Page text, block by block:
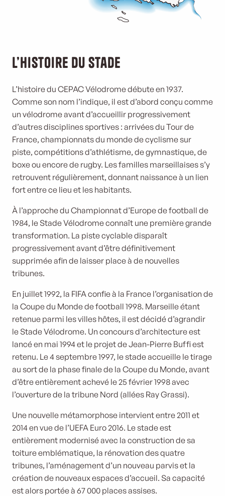
L’Histoire du Stade
L’histoire du CEPAC Vélodrome débute en 1937.
Comme son nom l’indique, il est d’abord conçu comme
un vélodrome avant d’accueillir progressivement
d’autres disciplines sportives : arrivées du Tour de
France, championnats du monde de cyclisme sur
piste, compétitions d’athlétisme, de gymnastique, de
boxe ou encore de rugby. Les familles marseillaises s’y
retrouvent régulièrement, donnant naissance à un lien
fort entre ce lieu et les habitants.
À l’approche du Championnat d’Europe de football de
1984, le Stade Vélodrome connaît une première grande
transformation. La piste cyclable disparaît
progressivement avant d’être définitivement
supprimée afin de laisser place à de nouvelles
tribunes.
En juillet 1992, la FIFA confie à la France l’organisation de
la Coupe du Monde de football 1998. Marseille étant
retenue parmi les villes hôtes, il est décidé d’agrandir
le Stade Vélodrome. Un concours d’architecture est
lancé en mai 1994 et le projet de Jean-Pierre Buffi est
retenu. Le 4 septembre 1997, le stade accueille le tirage
au sort de la phase finale de la Coupe du Monde, avant
d’être entièrement achevé le 25 février 1998 avec
l’ouverture de la tribune Nord (allées Ray Grassi).
Une nouvelle métamorphose intervient entre 2011 et
2014 en vue de l’UEFA Euro 2016. Le stade est
entièrement modernisé avec la construction de sa
toiture emblématique, la rénovation des quatre
tribunes, l’aménagement d’un nouveau parvis et la
création de nouveaux espaces d’accueil. Sa capacité
est alors portée à 67 000 places assises.